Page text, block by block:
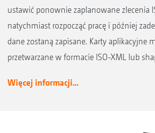
ustawić ponownie zaplanowane zlecenia
natychmiast rozpocząć pracę i później
dane zostaną zapisane. Karty aplikacyjne
przetwarzane w formacie ISO-XML lub
Więcej informacji...